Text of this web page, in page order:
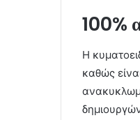
100%
Η
καθώς